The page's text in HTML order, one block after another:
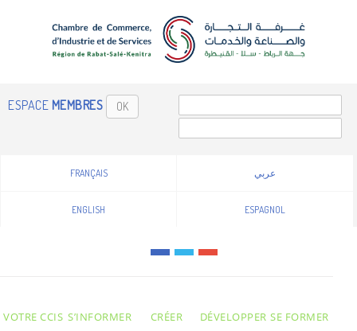
ESPACE MEMBRES OK
FRANÇAIS عربي
ENGLISH ESPAGNOL
VOTRE CCIS S’INFORMER CRÉER DÉVELOPPER SE FORMER